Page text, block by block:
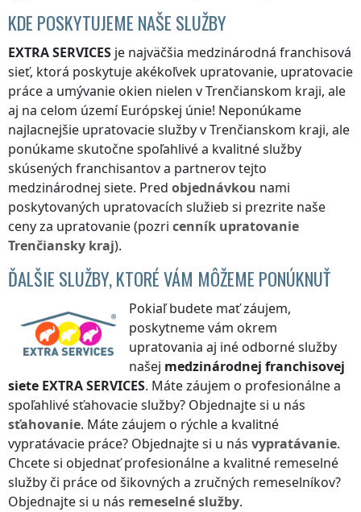
KDE POSKYTUJEME NAŠE SLUŽBY
EXTRA SERVICES je najväčšia medzinárodná franchisová
sieť, ktorá poskytuje akékoľvek upratovanie, upratovacie
práce a umývanie okien nielen v Trenčianskom kraji, ale
aj na celom území Európskej únie! Neponúkame
najlacnejšie upratovacie službyv Trenčianskom kraji, ale
ponúkame skutočne spoľahlivé a kvalitné služby
skúsených franchisantov a partnerov tejto
medzinárodnej siete. Pred objednávkou nami
poskytovaných upratovacích služieb si prezrite naše
ceny za upratovanie (pozri cenník upratovanie
Trenčiansky kraj).
ĎALŠIE SLUŽBY, KTORÉ VÁM MÔŽEME PONÚKNUŤ
Pokiaľ budete mať záujem,
poskytneme vám okrem
upratovania aj iné odborné služby
našej medzinárodnej franchisovej
siete EXTRA SERVICES. Máte záujem o profesionálne a
spoľahlivé sťahovacie služby? Objednajte si u nás
sťahovanie. Máte záujem o rýchle a kvalitné
vypratávacie práce? Objednajte si u nás vypratávanie.
Chcete si objednať profesionálne a kvalitné remeselné
služby či práce od šikovných a zručných remeselníkov?
Objednajte si u nás remeselné služby.